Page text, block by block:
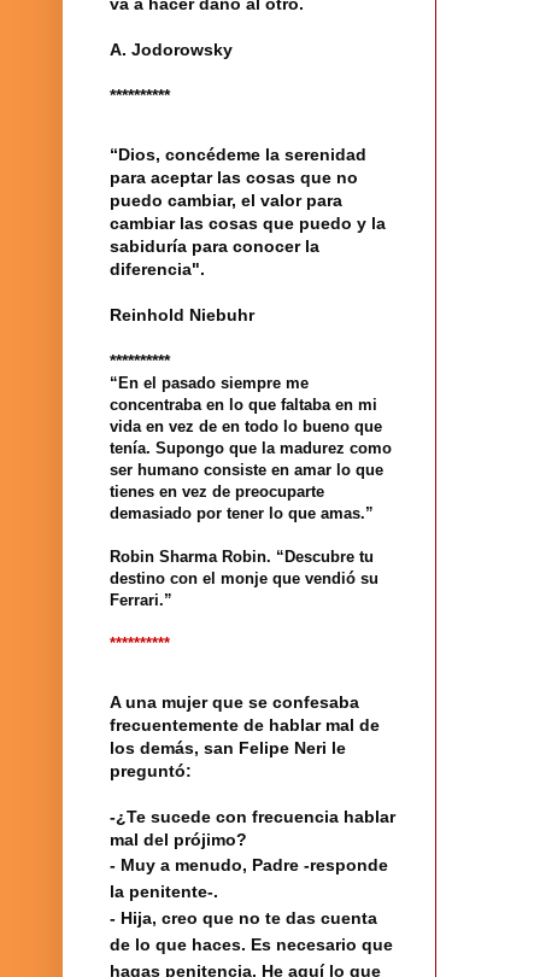
A. Jodorowsky
**********
“Dios, concédeme la serenidad
para aceptar las cosas que no
puedo cambiar, el valor para
cambiar las cosas que puedo y la
sabiduría para conocer la
diferencia".
Reinhold Niebuhr
**********
“En el pasado siempre me
concentraba en lo que faltaba en mi
vida en vez de en todo lo bueno que
tenía. Supongo que la madurez como
ser humano consiste en amar lo que
tienes en vez de preocuparte
demasiado por tener lo que amas.”
Robin Sharma Robin. “Descubre tu
destino con el monje que vendió su
Ferrari.”
**********
A una mujer que se confesaba
frecuentemente de hablar mal de
los demás, san Felipe Neri le
preguntó:
-¿Te sucede con frecuencia hablar
mal del prójimo?
- Muy a menudo, Padre -responde
la penitente-.
- Hija, creo que no te das cuenta
de lo que haces. Es necesario que
hagas penitencia. He aquí lo que